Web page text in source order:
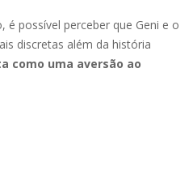
é possível perceber que Geni e o
discretas além da história
como uma aversão ao